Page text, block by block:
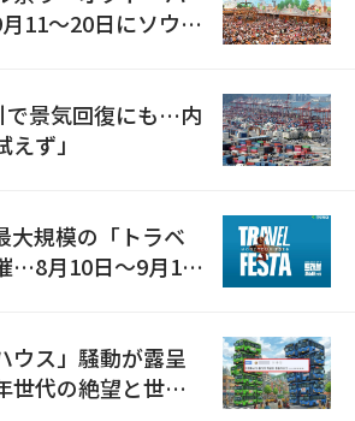
11〜20日にソウル
で景気回復にも…内
ず」
大規模の「トラベ
…8月10日～9月11
ウス」騒動が露呈
世代の絶望と世代